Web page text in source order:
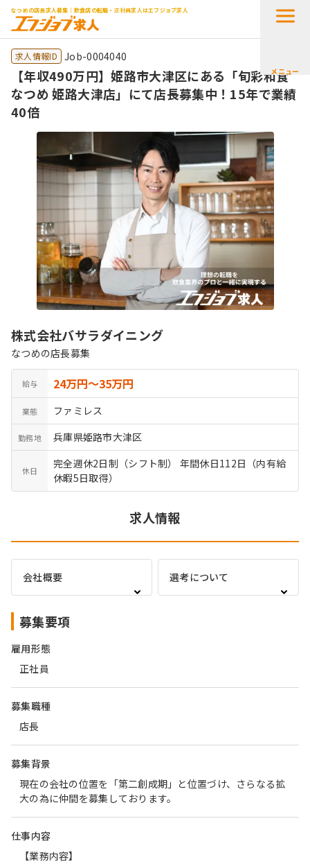
なつめの店長求人募集｜飲食店の転職・正社員求人はエフジョブ求人
メニュー
【年収490万円】姫路市大津区にある「旬彩和食
なつめ 姫路大津店」にて店長募集中！15年で業績
40倍
求人情報ID Job-0004040
株式会社バサラダイニング
なつめの店長募集
給与 24万円〜35万円
業態 ファミレス
勤務地 兵庫県姫路市大津区
休日
完全週休2日制（シフト制） 年間休日112日（内有給
休暇5日取得）
求人情報
会社概要 選考について
募集要項
雇用形態
正社員
募集職種
店長
募集背景
現在の会社の位置を「第二創成期」と位置づけ、さらなる拡
大の為に仲間を募集しております。
仕事内容
【業務内容】